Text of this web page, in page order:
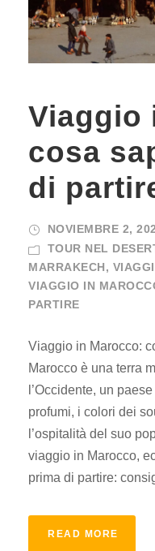
Viaggio
cosa
di
NOVIEMBRE 2,
TOUR NEL
MARRAKECH,
VIAGGIO IN
PARTIRE
Viaggio in Marocco:
Marocco è una terra
l’Occidente, un
profumi, i colori dei
l’ospitalità del suo
viaggio in Marocco,
prima di partire:
READ MORE